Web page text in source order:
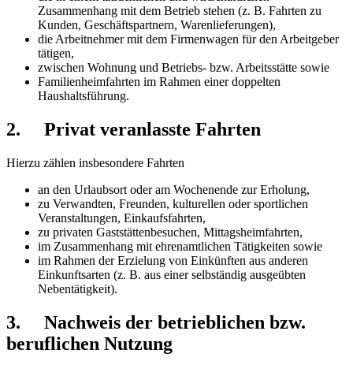
Zusammenhang mit dem Betrieb stehen (z. B. Fahrten zu
Kunden, Geschäftspartnern, Warenlieferungen),
die Arbeitnehmer mit dem Firmenwagen für den Arbeitgeber
tätigen,
zwischen Wohnung und Betriebs- bzw. Arbeitsstätte sowie
Familienheimfahrten im Rahmen einer doppelten
Haushaltsführung.
2. Privat veranlasste Fahrten
Hierzu zählen insbesondere Fahrten
an den Urlaubsort oder am Wochenende zur Erholung,
zu Verwandten, Freunden, kulturellen oder sportlichen
Veranstaltungen, Einkaufsfahrten,
zu privaten Gaststättenbesuchen, Mittagsheimfahrten,
im Zusammenhang mit ehrenamtlichen Tätigkeiten sowie
im Rahmen der Erzielung von Einkünften aus anderen
Einkunftsarten (z. B. aus einer selbständig ausgeübten
Nebentätigkeit).
3. Nachweis der betrieblichen bzw.
beruflichen Nutzung